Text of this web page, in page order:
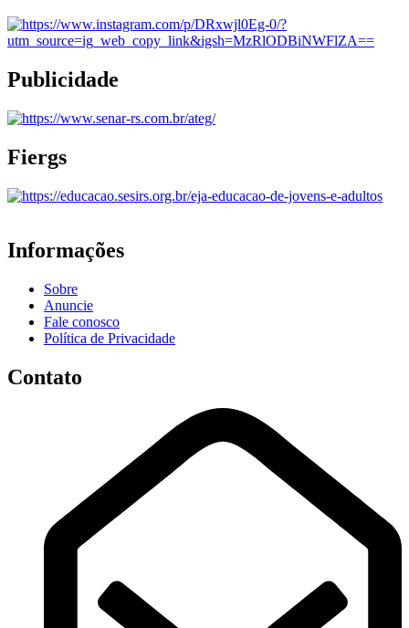
Publicidade
Fiergs
Informações
Sobre
Anuncie
Fale conosco
Política de Privacidade
Contato